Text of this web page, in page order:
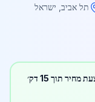
תל אביב, ישראל
תוך 15 דק׳